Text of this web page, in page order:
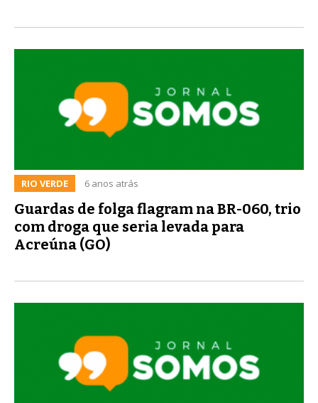
RIO VERDE 6 anos atrás
Guardas de folga flagram na BR-060, trio
com droga que seria levada para
Acreúna (GO)